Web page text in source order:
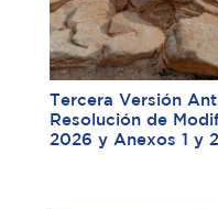
Tercera Versión
Resolución de
2026 y Anexos 1 y 2